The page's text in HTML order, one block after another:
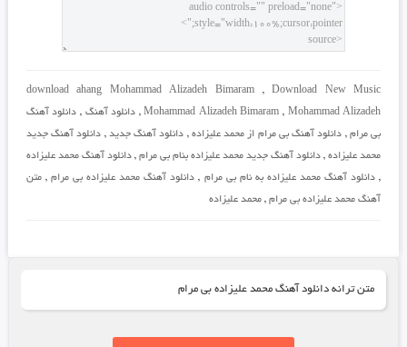
download ahang Mohammad Alizadeh Bimaram ,Download New Music
Mohammad Alizadeh Bimaram , Mohammad Alizadeh
, دانلود آهنگ , دانلود آهنگ
بی مرام , دانلود آهنگ بی مرام از محمد علیزاده , دانلود آهنگ جدید , دانلود آهنگ جدید
محمد علیزاده, دانلود آهنگ جدید محمد علیزاده بنام بی مرام ,دانلود آهنگ محمد علیزاده
, دانلود آهنگ محمد علیزاده به نام بی مرام , دانلود آهنگ محمد علیزاده بی مرام,متن
آهنگ محمد علیزاده بی مرام, محمد علیزاده
متن ترانه دانلود آهنگ محمد علیزاده بی مرام